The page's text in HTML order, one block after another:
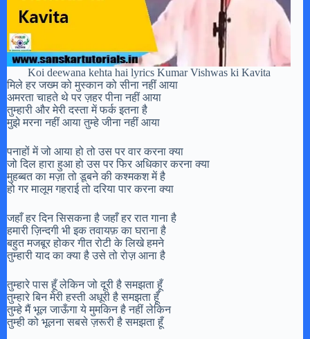
Koi deewana kehta hai lyrics Kumar Vishwas ki Kavita
मिले हर जख्म को मुस्कान को सीना नहीं आया
अमरता चाहते थे पर ज़हर पीना नहीं आया
तुम्हारी और मेरी दस्ता में फर्क इतना है
मुझे मरना नहीं आया तुम्हे जीना नहीं आया
पनाहों में जो आया हो तो उस पर वार करना क्या
जो दिल हारा हुआ हो उस पर फिर अधिकार करना क्या
मुहब्बत का मज़ा तो डूबने की कश्मकश में है
हो गर मालूम गहराई तो दरिया पार करना क्या
जहाँ हर दिन सिसकना है जहाँ हर रात गाना है
हमारी ज़िन्दगी भी इक तवायफ़ का घराना है
बहुत मजबूर होकर गीत रोटी के लिखे हमने
तुम्हारी याद का क्या है उसे तो रोज़ आना है
तुम्हारे पास हूँ लेकिन जो दूरी है समझता हूँ
तुम्हारे बिन मेरी हस्ती अधूरी है समझता हूँ
तुम्हे मैं भूल जाऊँगा ये मुमकिन है नहीं लेकिन
तुम्ही को भूलना सबसे ज़रूरी है समझता हूँ